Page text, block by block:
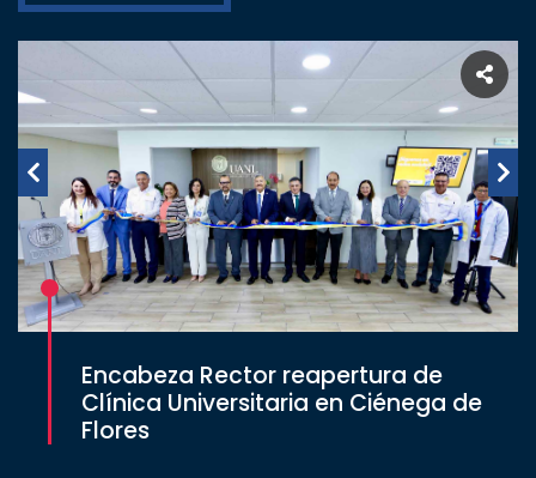
Encabeza Rector reapertura de
Clínica Universitaria en Ciénega de
Flores